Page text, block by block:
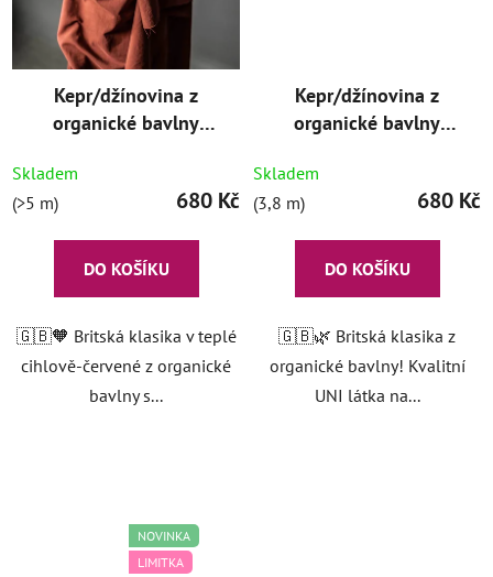
Kepr/džínovina z
organické bavlny
Skladem
(>5 m)
680 Kč
DO KOŠÍKU
🇬🇧🧡 Britská klasika v teplé
cihlově-červené z organické
bavlny s...
Kepr/džínovina z
organické bavlny
Skladem
(3,8 m)
680 Kč
DO KOŠÍKU
🇬🇧🌿 Britská klasika z
organické bavlny! Kvalitní
UNI látka na...
NOVINKA
LIMITKA